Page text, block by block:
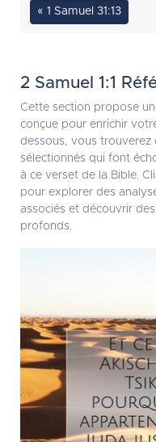
« 1 Samuel 31:13
2 Samuel 1:1
Cette section propose
conçue pour enrichir
dessous, vous trouverez
sélectionnés qui font
à ce verset de la Bible.
pour explorer des
associés et découvrir
profonds.